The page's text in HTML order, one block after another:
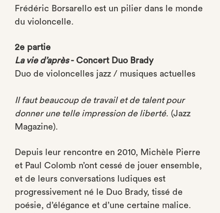
Frédéric Borsarello est un pilier dans le monde
du violoncelle.
2e partie
La vie d’après- Concert Duo Brady
Duo de violoncelles jazz / musiques actuelles
Il faut beaucoup de travail et de talent pour
donner une telle impression de liberté. (Jazz
Magazine).
Depuis leur rencontre en 2010, Michèle Pierre
et Paul Colomb n’ont cessé de jouer ensemble,
et de leurs conversations ludiques est
progressivement né le Duo Brady, tissé de
poésie, d’élégance et d’une certaine malice.